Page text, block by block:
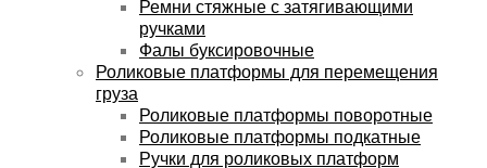
Ремни стяжные с затягивающими
ручками
Фалы буксировочные
Роликовые платформы для перемещения
груза
Роликовые платформы поворотные
Роликовые платформы подкатные
Ручки для роликовых платформ